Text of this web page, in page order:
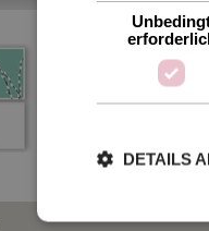
DETAILS